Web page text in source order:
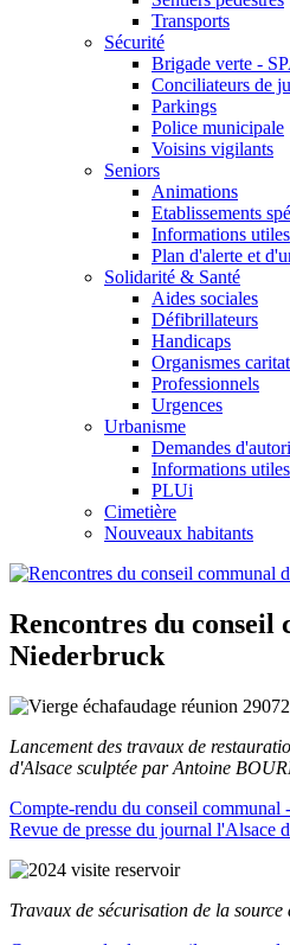
Transports
Sécurité
Brigade verte -
Conciliateurs de
Parkings
Police municipale
Voisins vigilants
Seniors
Animations
Etablissements
Informations utiles
Plan d'alerte et
Solidarité & Santé
Aides sociales
Défibrillateurs
Handicaps
Organismes
Professionnels
Urgences
Urbanisme
Demandes
Informations utiles
PLUi
Cimetière
Nouveaux habitants
Rencontres du conseil
Niederbruck
Lancement des travaux de
d'Alsace sculptée par Antoine
Compte-rendu du conseil communal
Revue de presse du journal l'Alsace
Travaux de sécurisation de la source